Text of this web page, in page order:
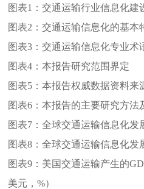
图表1：交通运输行业信息化建
图表2：交通运输信息化的基本
图表3：交通运输信息化专业术
图表4：本报告研究范围界定
图表5：本报告权威数据资料来
图表6：本报告的主要研究方法
图表7：全球交通运输信息化发
图表8：全球交通运输信息化发
图表9： 美国交通运输产生的
美元，%）